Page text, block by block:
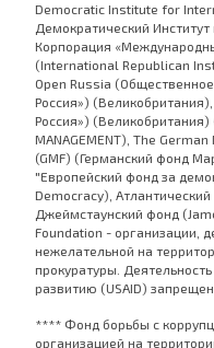
Democratic Institute for
Демократический
Корпорация
(International Republican
Open Russia
Россия»)
Россия») (Великобритания)
MANAGEMENT), The
(GMF) (Германский фонд
"Европейский фонд за
Democracy),
Джеймстаунский фонд
Foundation - организации,
нежелательной на
прокуратуры.
развитию (USAID)
**** Фонд борьбы с
организацией на